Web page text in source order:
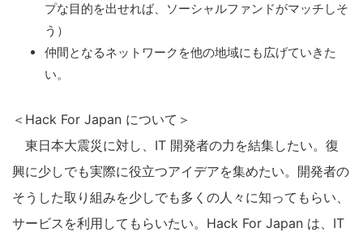
プな目的を出せれば、ソーシャルファンドがマッチしそ
う）
仲間となるネットワークを他の地域にも広げていきた
い。
＜Hack For Japan について＞
東日本大震災に対し、IT 開発者の力を結集したい。復
興に少しでも実際に役立つアイデアを集めたい。開発者の
そうした取り組みを少しでも多くの人々に知ってもらい、
サービスを利用してもらいたい。Hack For Japan は、IT